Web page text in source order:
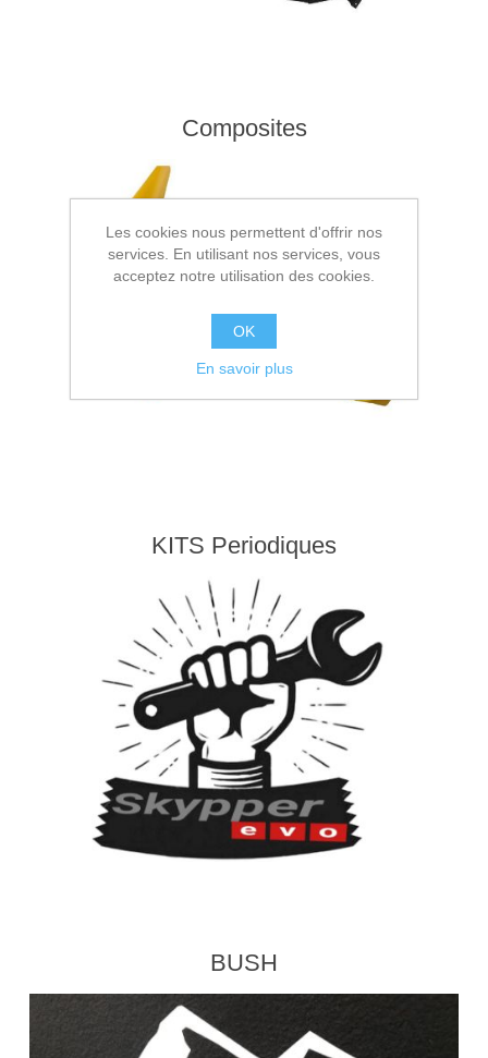
Composites
KITS Periodiques
BUSH
Les cookies nous permettent d'offrir nos
services. En utilisant nos services, vous
acceptez notre utilisation des cookies.
OK
En savoir plus